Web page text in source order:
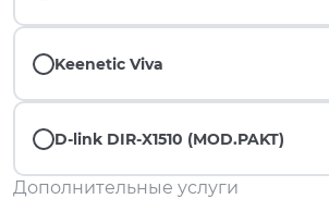
Keenetic Viva
D-link DIR-X1510 (MOD.PAKT)
Дополнительные услуги